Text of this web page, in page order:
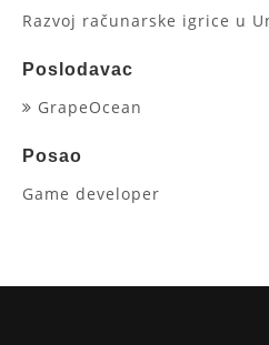
Razvoj računarske igrice u
Poslodavac
GrapeOcean
Posao
Game developer